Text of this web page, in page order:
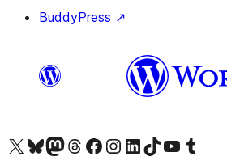
BuddyPress ↗
Visit our X (formerly Twitter) account
Visit our Bluesky account
Завітайте до нашої стрічки в Mastodon
Visit our Threads account
Завітайте на нашу сторінку в Facebook
Visit our Instagram account
Visit our LinkedIn account
Visit our TikTok account
Visit our YouTube channel
Visit our Tumblr